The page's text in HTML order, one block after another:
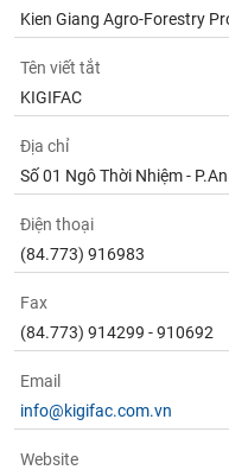
Kien Giang Agro-Forestry
Tên viết tắt
KIGIFAC
Địa chỉ
Số 01 Ngô Thời Nhiệm -
Điện thoại
(84.773) 916983
Fax
(84.773) 914299 - 910692
Email
info@kigifac.com.vn
Website
chứng
(-)
Tất cả
Lãnh
đạo
(-)
Tất cả
tức
(-)